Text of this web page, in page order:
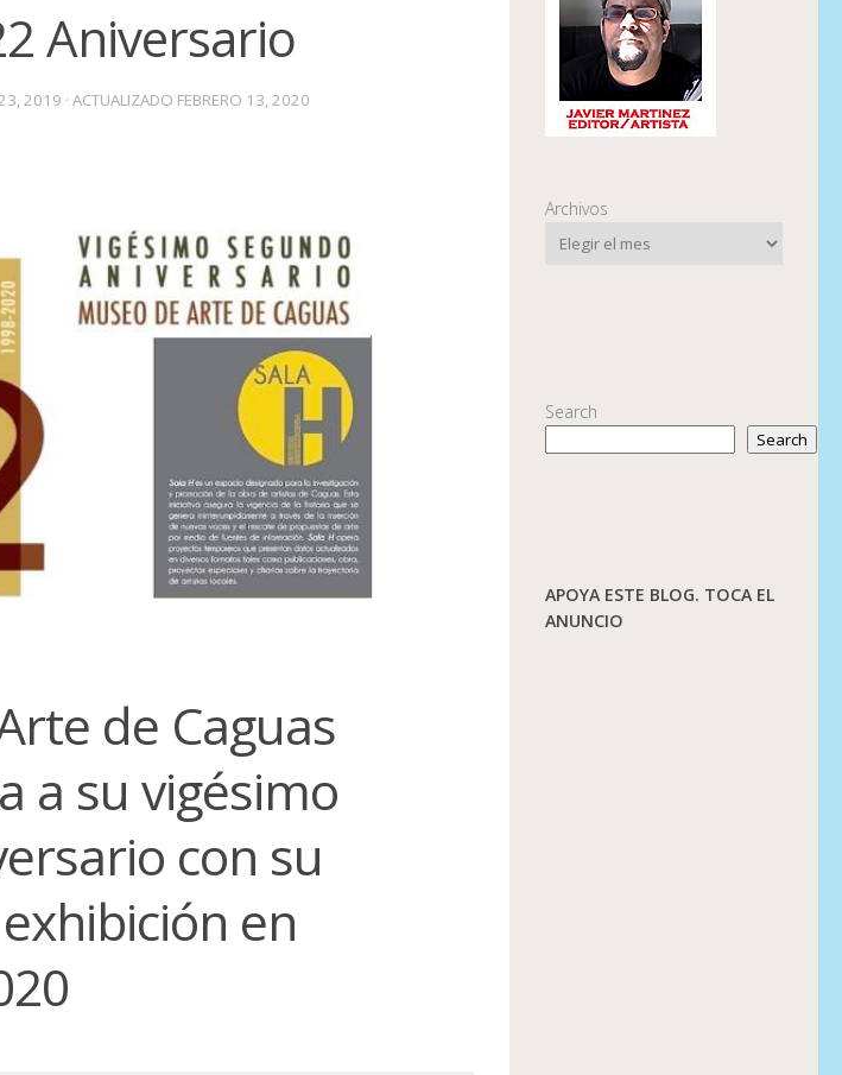
Aniversario
2019 · ACTUALIZADO FEBRERO 13, 2020
de Caguas
a su vigésimo
con su
en
Archivos
Search
Search
APOYA ESTE BLOG. TOCA EL
ANUNCIO